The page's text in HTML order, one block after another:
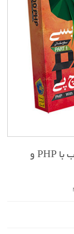
آموزش صفر تا صد برنامه نویسی وب با PHP و